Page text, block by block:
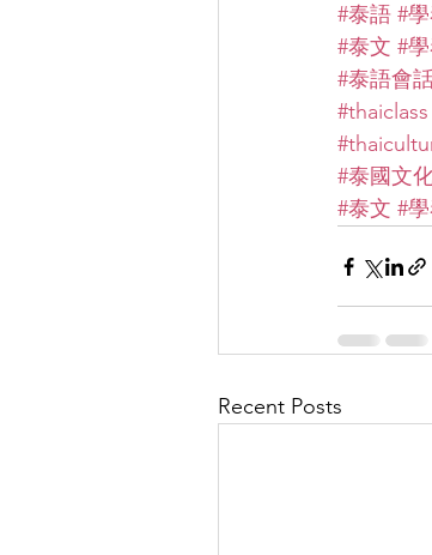
#泰語 #
#泰文 #
#泰語會
#thaiclass
#泰國文
#泰文 #
Recent Posts